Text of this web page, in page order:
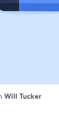
Will Tucker